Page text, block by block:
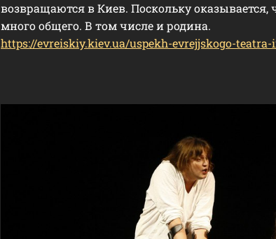
возвращаются в Киев. Поскольку
много общего. В том числе и родина.
https://evreiskiy.kiev.ua/uspekh-evrejjskogo-